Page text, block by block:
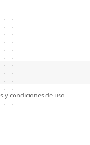
y condiciones de uso